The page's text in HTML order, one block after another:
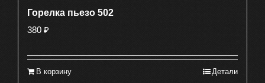
Горелка пьезо 502
380 ₽
В корзину Детали